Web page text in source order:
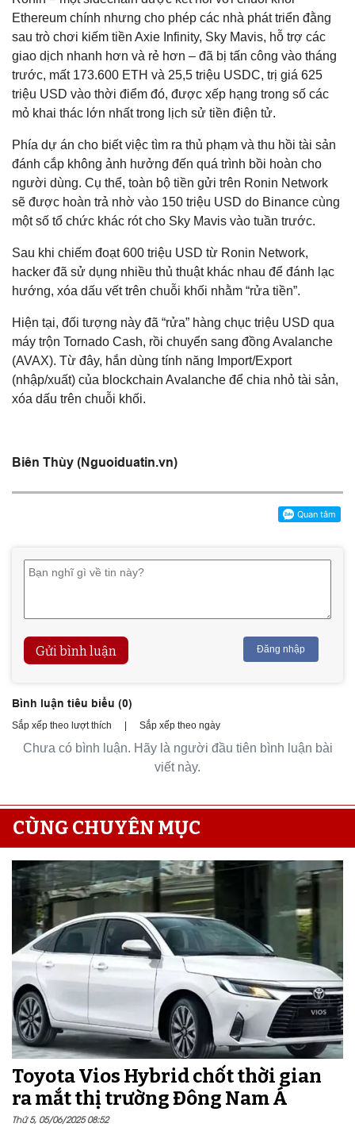
Ethereum chính nhưng cho phép các nhà phát triển đằng
sau trò chơi kiếm tiền Axie Infinity, Sky Mavis, hỗ trợ các
giao dịch nhanh hơn và rẻ hơn – đã bị tấn công vào tháng
trước, mất 173.600 ETH và 25,5 triệu USDC, trị giá 625
triệu USD vào thời điểm đó, được xếp hạng trong số các
mỏ khai thác lớn nhất trong lịch sử tiền điện tử.
Phía dự án cho biết việc tìm ra thủ phạm và thu hồi tài sản
đánh cắp không ảnh hưởng đến quá trình bồi hoàn cho
người dùng. Cụ thể, toàn bộ tiền gửi trên Ronin Network
sẽ được hoàn trả nhờ vào 150 triệu USD do Binance cùng
một số tổ chức khác rót cho Sky Mavis vào tuần trước.
Sau khi chiếm đoạt 600 triệu USD từ Ronin Network,
hacker đã sử dụng nhiều thủ thuật khác nhau để đánh lạc
hướng, xóa dấu vết trên chuỗi khối nhằm “rửa tiền”.
Hiện tại, đối tượng này đã “rửa” hàng chục triệu USD qua
máy trộn Tornado Cash, rồi chuyển sang đồng Avalanche
(AVAX). Từ đây, hắn dùng tính năng Import/Export
(nhập/xuất) của blockchain Avalanche để chia nhỏ tài sản,
xóa dấu trên chuỗi khối.
Biên Thùy (Nguoiduatin.vn)
Gửi bình luận Đăng nhập
Bình luận tiêu biểu (0)
Sắp xếp theo lượt thích | Sắp xếp theo ngày
Chưa có bình luận. Hãy là người đầu tiên bình luận bài
viết này.
CÙNG CHUYÊN MỤC
Toyota Vios Hybrid chốt thời gian
ra mắt thị trường Đông Nam Á
Thứ 5, 05/06/2025 08:52